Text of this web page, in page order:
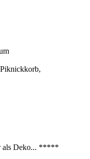
als Deko... *****